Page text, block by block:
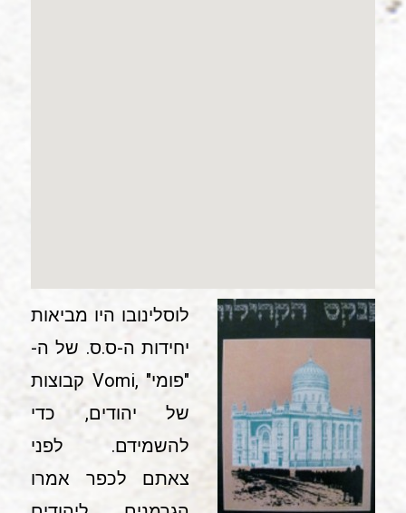
לוסלינובו היו מביאות
יחידות ה-ס.ס. של ה-
"פומי" ,Vomi קבוצות
של יהודים, כדי
להשמידם. לפני
צאתם לכפר אמרו